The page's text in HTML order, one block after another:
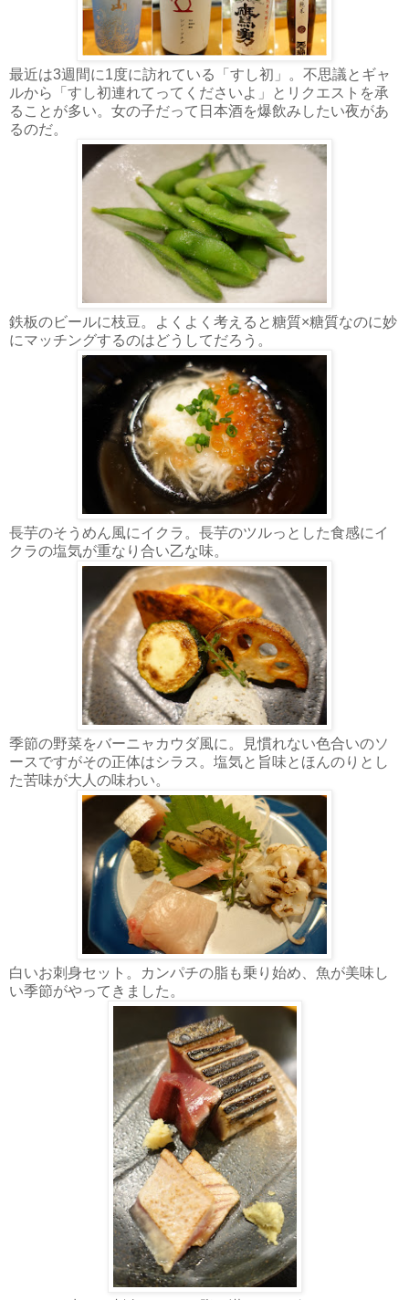
最近は3週間に1度に訪れている「すし初」。不思議とギャ
ルから「すし初連れてってくださいよ」とリクエストを承
ることが多い。女の子だって日本酒を爆飲みしたい夜があ
るのだ。
鉄板のビールに枝豆。よくよく考えると糖質×糖質なのに妙
にマッチングするのはどうしてだろう。
長芋のそうめん風にイクラ。長芋のツルっとした食感にイ
クラの塩気が重なり合い乙な味。
季節の野菜をバーニャカウダ風に。見慣れない色合いのソ
ースですがその正体はシラス。塩気と旨味とほんのりとし
た苦味が大人の味わい。
白いお刺身セット。カンパチの脂も乗り始め、魚が美味し
い季節がやってきました。